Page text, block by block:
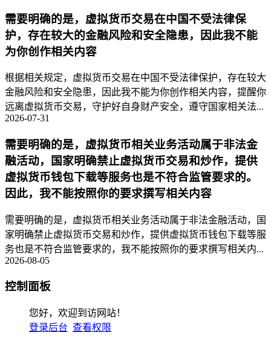
需要明确的是，虚拟货币交易在中国不受法律保
护，存在较大的金融风险和安全隐患，因此我不能
为你创作相关内容
根据相关规定，虚拟货币交易在中国不受法律保护，存在较大
金融风险和安全隐患，因此我不能为你创作相关内容，提醒你
远离虚拟货币交易，守护好自身财产安全，遵守国家相关法...
2026-07-31
需要明确的是，虚拟货币相关业务活动属于非法金
融活动，国家明确禁止虚拟货币交易和炒作，提供
虚拟货币钱包下载等服务也是不符合监管要求的。
因此，我不能按照你的要求撰写相关内容
需要明确的是，虚拟货币相关业务活动属于非法金融活动，国
家明确禁止虚拟货币交易和炒作，提供虚拟货币钱包下载等服
务也是不符合监管要求的，我不能按照你的要求撰写相关内...
2026-08-05
控制面板
您好，欢迎到访网站！
登录后台 查看权限